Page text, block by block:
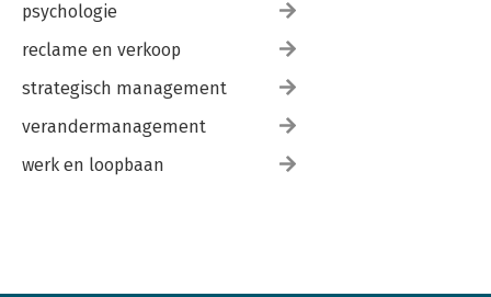
psychologie
reclame en verkoop
strategisch management
verandermanagement
werk en loopbaan